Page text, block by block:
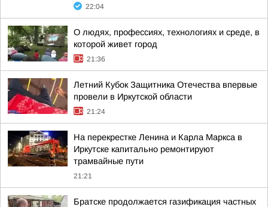
22:04
О людях, профессиях, технологиях и среде, в
которой живет город
21:36
Летний Кубок Защитника Отечества впервые
провели в Иркутской области
21:24
На перекрестке Ленина и Карла Маркса в
Иркутске капитально ремонтируют
трамвайные пути
21:21
Братске продолжается газификация частных